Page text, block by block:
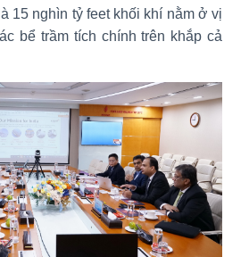
15 nghìn tỷ feet khối khí nằm ở vị
bể trầm tích chính trên khắp cả